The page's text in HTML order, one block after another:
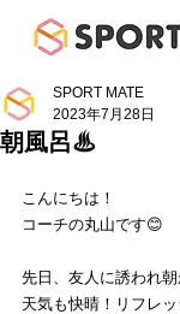
朝風呂♨︎
SPORT MATE
2023年7月28日
こんにちは！
コーチの丸山です😊
先日、友人に誘われ
天気も快晴！リフレ